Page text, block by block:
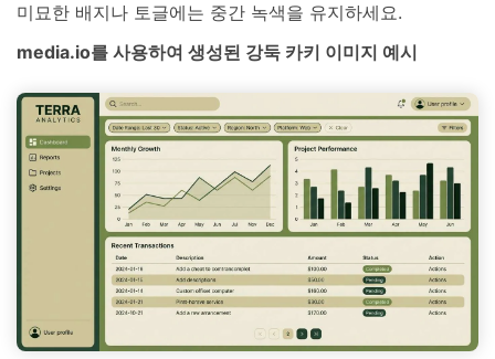
미묘한 배지나 토글에는 중간 녹색을 유지하세요.
media.io를 사용하여 생성된 강둑 카키 이미지 예시